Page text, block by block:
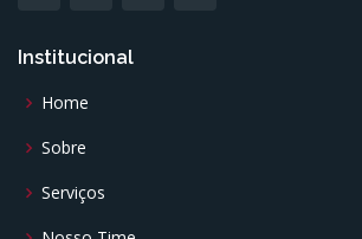
Institucional
Home
Sobre
Serviços